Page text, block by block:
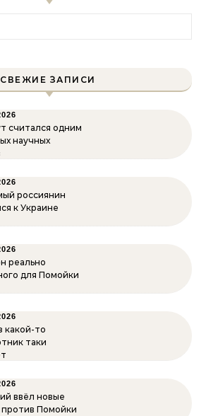
СВЕЖИЕ ЗАПИСИ
считался одним
научных
россиянин
к Украине
реально
для Помойки
какой-то
таки
ввёл новые
против Помойки